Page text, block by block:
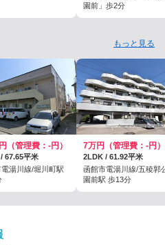
園前」歩2分
もっと見る
（管理費：-円）
67.65平米
湯川線/堀川町駅
7万円（管理費：-円）
2LDK / 61.92平米
函館市電湯川線/五稜郭
園前駅 歩13分